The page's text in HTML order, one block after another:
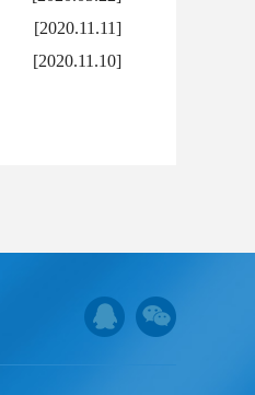
[2020.11.11]
[2020.11.10]